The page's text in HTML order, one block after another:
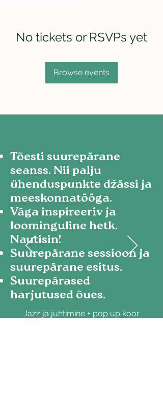
No tickets or RSVPs yet
Browse events
Tõesti suurepärane
seanss. Nii palju
ühenduspunkte džässi ja
meeskonnatööga.
Väga inspireeriv ja
loominguline hetk.
Nautisin!
Suurepärane sessioon ja
suurepärane esitus.
Suurepärased
harjutused õues.
Jazz ja juhtimine + pop up koor